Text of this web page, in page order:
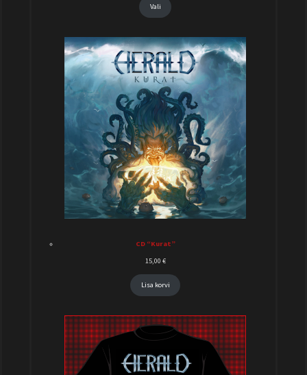
Vali
CD “Kurat”
15,00 €
Lisa korvi